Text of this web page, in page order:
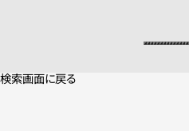
検索画面に戻る